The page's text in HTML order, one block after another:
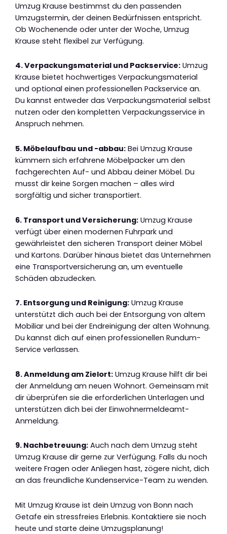
Umzug Krause bestimmst du den passenden
Umzugstermin, der deinen Bedürfnissen entspricht.
Ob Wochenende oder unter der Woche, Umzug
Krause steht flexibel zur Verfügung.
4. Verpackungsmaterial und Packservice: Umzug
Krause bietet hochwertiges Verpackungsmaterial
und optional einen professionellen Packservice an.
Du kannst entweder das Verpackungsmaterial selbst
nutzen oder den kompletten Verpackungsservice in
Anspruch nehmen.
5. Möbelaufbau und -abbau: Bei Umzug Krause
kümmern sich erfahrene Möbelpacker um den
fachgerechten Auf- und Abbau deiner Möbel. Du
musst dir keine Sorgen machen – alles wird
sorgfältig und sicher transportiert.
6. Transport und Versicherung: Umzug Krause
verfügt über einen modernen Fuhrpark und
gewährleistet den sicheren Transport deiner Möbel
und Kartons. Darüber hinaus bietet das Unternehmen
eine Transportversicherung an, um eventuelle
Schäden abzudecken.
7. Entsorgung und Reinigung: Umzug Krause
unterstützt dich auch bei der Entsorgung von altem
Mobiliar und bei der Endreinigung der alten Wohnung.
Du kannst dich auf einen professionellen Rundum-
Service verlassen.
8. Anmeldung am Zielort: Umzug Krause hilft dir bei
der Anmeldung am neuen Wohnort. Gemeinsam mit
dir überprüfen sie die erforderlichen Unterlagen und
unterstützen dich bei der Einwohnermeldeamt-
Anmeldung.
9. Nachbetreuung: Auch nach dem Umzug steht
Umzug Krause dir gerne zur Verfügung. Falls du noch
weitere Fragen oder Anliegen hast, zögere nicht, dich
an das freundliche Kundenservice-Team zu wenden.
Mit Umzug Krause ist dein Umzug von Bonn nach
Getafe ein stressfreies Erlebnis. Kontaktiere sie noch
heute und starte deine Umzugsplanung!